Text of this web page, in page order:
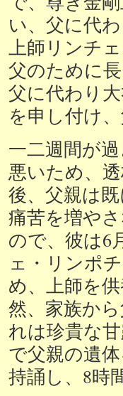
い、父に代
上師リンチ
父のために
父に代わり
を申し付け
一二週間が
悪いため、
後、父親は
痛苦を増や
ので、彼は6
ェ・リンポ
め、上師を
然、家族か
れは珍貴な
で父親の遺
持誦し、8時